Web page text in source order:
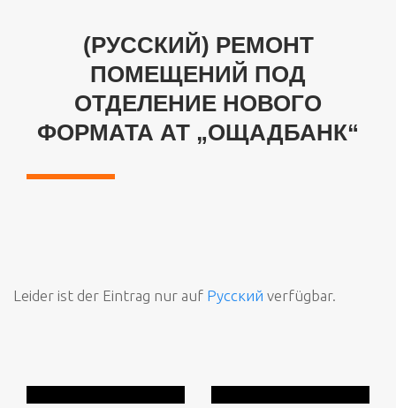
(РУССКИЙ) РЕМОНТ
ПОМЕЩЕНИЙ ПОД
ОТДЕЛЕНИЕ НОВОГО
ФОРМАТА АТ „ОЩАДБАНК“
Leider ist der Eintrag nur auf Русский verfügbar.